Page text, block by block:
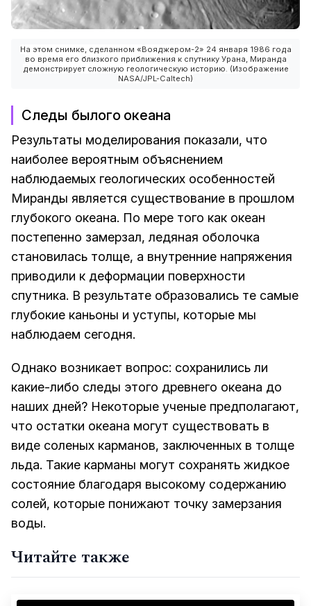
На этом снимке, сделанном «Вояджером-2» 24 января 1986 года
во время его близкого приближения к спутнику Урана, Миранда
демонстрирует сложную геологическую историю. (Изображение
NASA/JPL-Caltech)
Следы былого океана
Результаты моделирования показали, что
наиболее вероятным объяснением
наблюдаемых геологических особенностей
Миранды является существование в прошлом
глубокого океана. По мере того как океан
постепенно замерзал, ледяная оболочка
становилась толще, а внутренние напряжения
приводили к деформации поверхности
спутника. В результате образовались те самые
глубокие каньоны и уступы, которые мы
наблюдаем сегодня.
Однако возникает вопрос: сохранились ли
какие-либо следы этого древнего океана до
наших дней? Некоторые ученые предполагают,
что остатки океана могут существовать в
виде соленых карманов, заключенных в толще
льда. Такие карманы могут сохранять жидкое
состояние благодаря высокому содержанию
солей, которые понижают точку замерзания
воды.
Читайте также